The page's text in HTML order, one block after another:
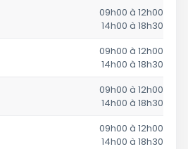
09h00 à 12h00
14h00 à 18h30
09h00 à 12h00
14h00 à 18h30
09h00 à 12h00
14h00 à 18h30
09h00 à 12h00
14h00 à 18h30